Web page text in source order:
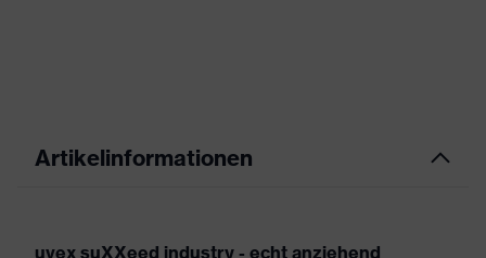
Artikelinformationen
uvex suXXeed industry - echt anziehend